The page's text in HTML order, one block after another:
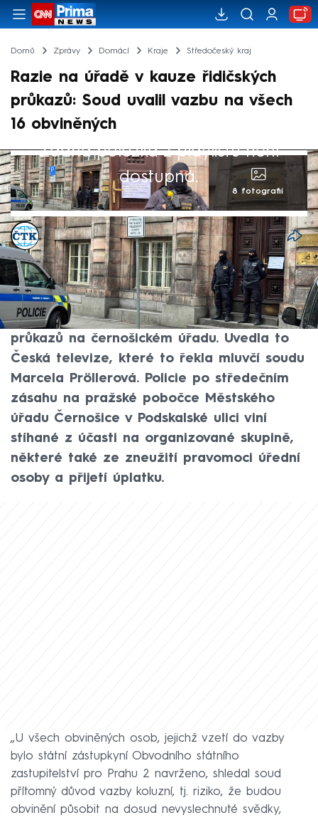
Domů Zprávy Domácí Kraje Středočeský kraj
Razie na úřadě v kauze řidičských
průkazů: Soud uvalil vazbu na všech
16 obviněných
Žádná položka z playlistu není
dostupná.
8 fotografií
ČTK
Akt. 30. led 2026, 18:27• 30. led 2026, 17:57
Obvodní soud pro Prahu 2 v pátek poslal
do vazby všech 16 obviněných v kauze
údajně nezákonného získávání řidičských
průkazů na černošickém úřadu. Uvedla to
Česká televize, které to řekla mluvčí soudu
Marcela Pröllerová. Policie po středečním
zásahu na pražské pobočce Městského
úřadu Černošice v Podskalské ulici viní
stíhané z účasti na organizované skupině,
některé také ze zneužití pravomoci úřední
osoby a přijetí úplatku.
„U všech obviněných osob, jejichž vzetí do vazby
bylo státní zástupkyní Obvodního státního
zastupitelství pro Prahu 2 navrženo, shledal soud
přítomný důvod vazby koluzní, tj. riziko, že budou
obvinění působit na dosud nevyslechnuté svědky,